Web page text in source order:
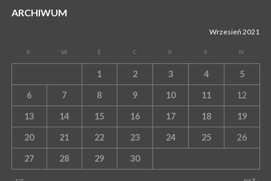
ARCHIWUM
Wrzesień 2021
P W Ś C P S N
1 2 3 4 5
6 7 8 9 10 11 12
13 14 15 16 17 18 19
20 21 22 23 24 25 26
27 28 29 30